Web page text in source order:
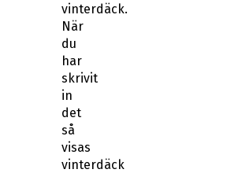
vinterdäck.
När
du
har
skrivit
in
det
så
visas
vinterdäck